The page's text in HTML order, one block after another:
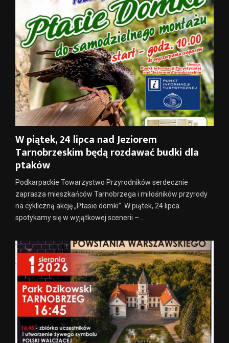
W piątek, 24 lipca nad Jeziorem
Tarnobrzeskim będą rozdawać budki dla
ptaków
Podkarpackie Towarzystwo Przyrodników serdecznie
zaprasza mieszkańców Tarnobrzega i miłośników przyrody
na cykliczną akcję „Ptasie domki”. W piątek, 24 lipca
spotykamy się w wyjątkowej scenerii –...